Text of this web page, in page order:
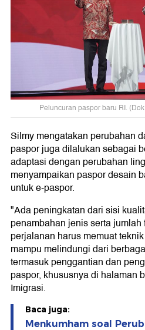
Peluncuran paspor baru RI.
Silmy mengatakan perubahan
paspor juga dilalukan sebagai
adaptasi dengan perubahan
menyampaikan paspor desain
untuk e-paspor.
"Ada peningkatan dari sisi
penambahan jenis serta
perjalanan harus memuat
mampu melindungi dari
termasuk penggantian dan
paspor, khususnya di halaman
Imigrasi.
Baca juga:
Menkumham soal